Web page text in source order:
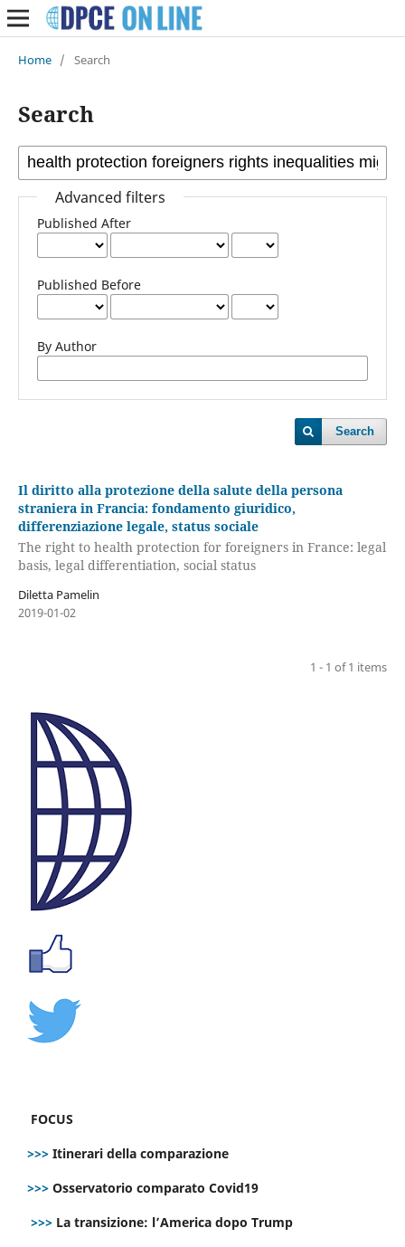
Home / Search
Search
Advanced filters
Published After
Published Before
By Author
Search
Il diritto alla protezione della salute della persona
straniera in Francia: fondamento giuridico,
differenziazione legale, status sociale
The right to health protection for foreigners in France: legal
basis, legal differentiation, social status
Diletta Pamelin
2019-01-02
1 - 1 of 1 items
FOCUS
>>> Itinerari della comparazione
>>> Osservatorio comparato Covid19
>>> La transizione: l’America dopo Trump